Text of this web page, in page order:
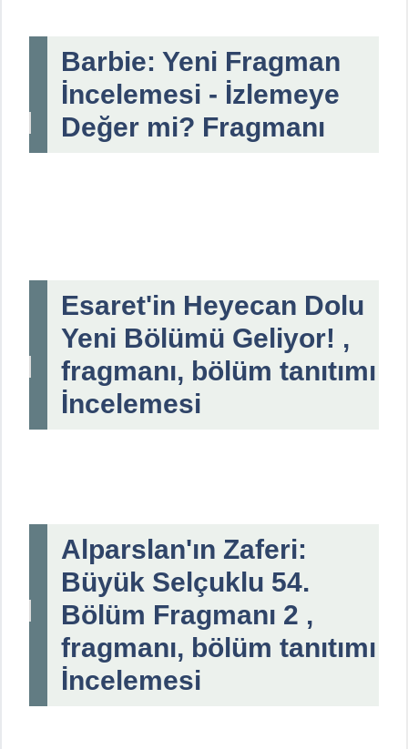
Barbie: Yeni Fragman
İncelemesi - İzlemeye
Değer mi? Fragmanı
Esaret'in Heyecan Dolu
Yeni Bölümü Geliyor! ,
fragmanı, bölüm tanıtımı
İncelemesi
Alparslan'ın Zaferi:
Büyük Selçuklu 54.
Bölüm Fragmanı 2 ,
fragmanı, bölüm tanıtımı
İncelemesi